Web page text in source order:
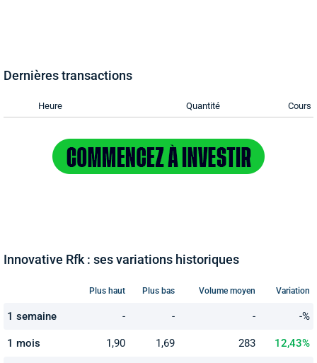
Dernières transactions
Heure Quantité Cours
Innovative Rfk : ses variations historiques
Plus haut Plus bas Volume moyen Variation
1 semaine - - - -%
1 mois 1,90 1,69 283 12,43%